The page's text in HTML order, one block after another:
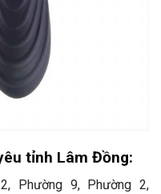
tỉnh Lâm Đồng:
Phường 9, Phường 2,